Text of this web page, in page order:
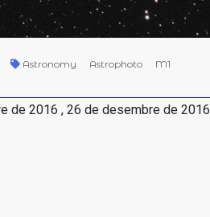
Astronomy Astrophoto M1
de 2016 , 26 de desembre de 2016